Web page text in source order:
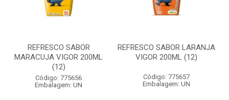
REFRESCO SABOR
MARACUJA VIGOR 200ML
(12)
Código: 775656
Embalagem: UN
REFRESCO SABOR LARANJA
VIGOR 200ML (12)
Código: 775657
Embalagem: UN